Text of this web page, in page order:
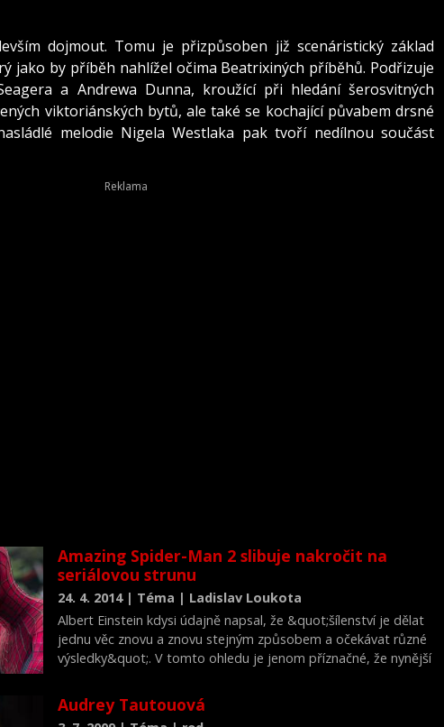
dojmout. Tomu je přizpůsoben již scenáristický základ
jako by příběh nahlížel očima Beatrixiných příběhů. Podřizuje
a Andrewa Dunna, kroužící při hledání šerosvitných
viktoriánských bytů, ale také se kochající půvabem drsné
melodie Nigela Westlaka pak tvoří nedílnou součást
Amazing Spider-Man 2 slibuje nakročit na
seriálovou strunu
24. 4. 2014 | Téma | Ladislav Loukota
Albert Einstein kdysi údajně napsal, že &quot;šílenství je dělat
jednu věc znovu a znovu stejným způsobem a očekávat různé
výsledky&quot;. V tomto ohledu je jenom příznačné, že nynější
2 s Tobeym Maguirem od sebe dělí méně než deset let. Ačkoliv
tak restartovaná série o Pavoučím muži lije stále více peněz do
Audrey Tautouová